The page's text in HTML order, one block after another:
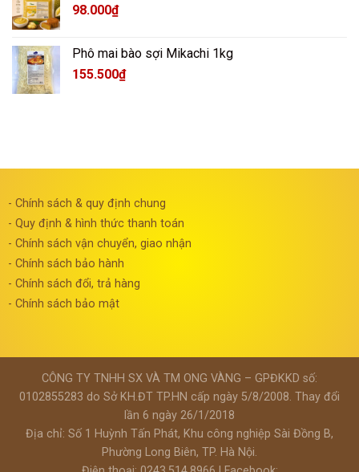
98.000₫
Phô mai bào sợi Mikachi 1kg
155.500₫
- Chính sách & quy định chung
- Quy định & hình thức thanh toán
- Chính sách vận chuyển, giao nhận
- Chính sách bảo hành
- Chính sách đổi, trả hàng
- Chính sách bảo mật
CÔNG TY TNHH SX VÀ TM ONG VÀNG – GPĐKKD số:
0102855283 do Sở KH.ĐT TP.HN cấp ngày 5/8/2008. Thay đổi
lần 6 ngày 26/1/2018
Địa chỉ: Số 1 Huỳnh Tấn Phát, Khu công nghiệp Sài Đồng B,
Phường Long Biên, TP. Hà Nội.